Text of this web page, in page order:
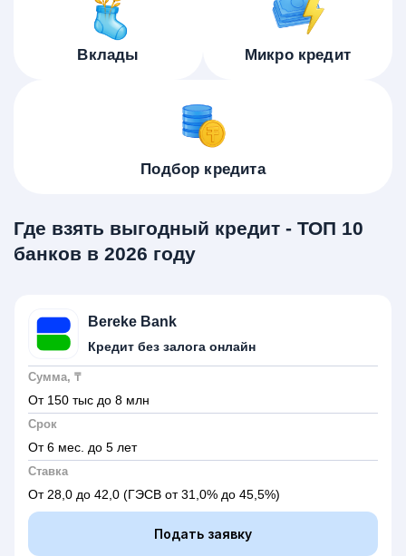
Вклады Микро кредит
Подбор кредита
Где взять выгодный кредит - ТОП 10
банков в 2026 году
Bereke Bank
Кредит без залога онлайн
Сумма, ₸
От 150 тыс до 8 млн
Срок
От 6 мес. до 5 лет
Ставка
От 28,0 до 42,0 (ГЭСВ от 31,0% до 45,5%)
Подать заявку